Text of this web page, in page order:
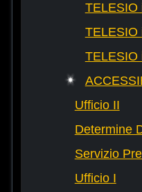
TELESIO
TELESIO
TELESIO
Ufficio II
Determine
Servizio
Ufficio I